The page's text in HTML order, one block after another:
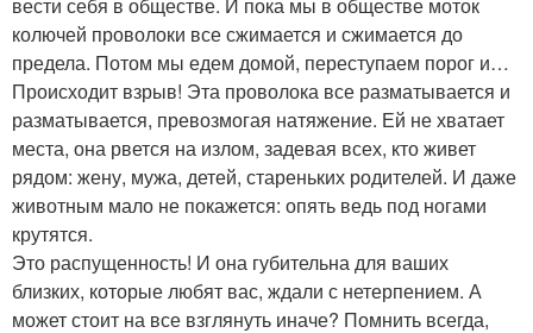
вести себя в обществе. И пока мы в обществе моток
колючей проволоки все сжимается и сжимается до
предела. Потом мы едем домой, переступаем порог и…
Происходит взрыв! Эта проволока все разматывается и
разматывается, превозмогая натяжение. Ей не хватает
места, она рвется на излом, задевая всех, кто живет
рядом: жену, мужа, детей, стареньких родителей. И даже
животным мало не покажется: опять ведь под ногами
крутятся.
Это распущенность! И она губительна для ваших
близких, которые любят вас, ждали с нетерпением. А
может стоит на все взглянуть иначе? Помнить всегда,